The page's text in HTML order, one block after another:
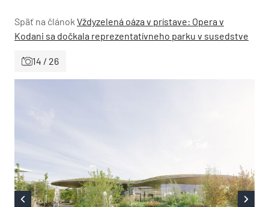
Späť na článok Vždyzelená oáza v prístave: Opera v
Kodani sa dočkala reprezentatívneho parku v susedstve
14 / 26